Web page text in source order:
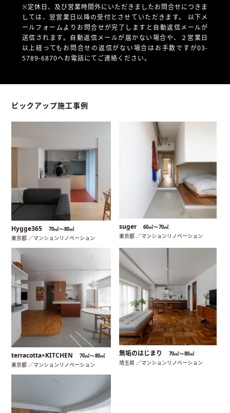
※定休日、及び営業時間外にいただきましたお問合せにつきま
しては、翌営業日以降の受付とさせていただきます。 以下メ
ールフォームよりお問合せが完了しますと自動返信メールが
送信されます。自動返信メールが届かない場合や、
２営業日
以上経ってもお問合せの返信がない場合はお手数ですが03-
5789-6870へお電話にてご連絡ください。
ピックアップ施工事例
Hygge365 70㎡〜80㎡
東京都 ／マンションリノベーション
suger 60㎡〜70㎡
東京都 ／マンションリノベーション
terracotta×KITCHEN 70㎡〜80㎡
東京都 ／マンションリノベーション
無垢のはじまり 70㎡〜80㎡
埼玉県 ／マンションリノベーション